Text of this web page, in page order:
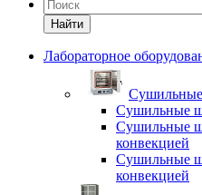
Найти
Лабораторное
Сушильные
Сушильные
конвекцией
Сушильные
конвекцией